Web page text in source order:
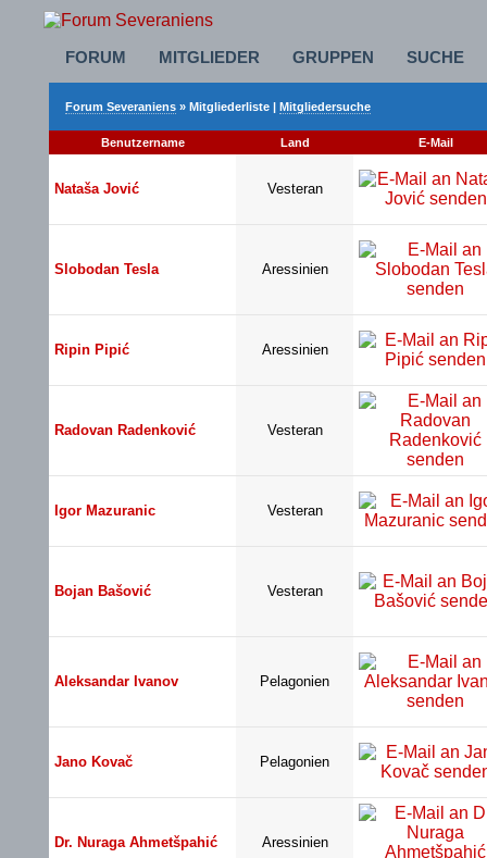
FORUM MITGLIEDER GRUPPEN SUCHE
Forum Severaniens » Mitgliederliste | Mitgliedersuche
Benutzername Land E-Mail
Nataša Jović Vesteran
Slobodan Tesla Aressinien
Ripin Pipić Aressinien
Radovan Radenković Vesteran
Igor Mazuranic Vesteran
Bojan Bašović Vesteran
Aleksandar Ivanov Pelagonien
Jano Kovač Pelagonien
Dr. Nuraga Ahmetšpahić Aressinien